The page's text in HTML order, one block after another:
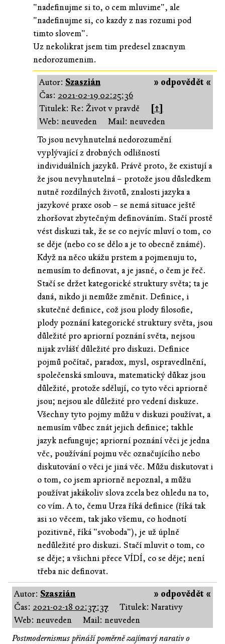
"nadefinujme si to, o cem mluvime", ale
"nadefinujme si, co kazdy z nas rozumi pod
timto slovem".
Uz nekolikrat jsem tim predesel znacnym
nedorozumenim.
» odpovědět «
Autor: Szaszián
Čas: 2021-02-19 02:25:36
Titulek: Re: Život v pravdě
[↑]
Web: neuveden
Mail: neuveden
To jsou nevyhnutelná nedorozumění
vyplývající z drobných odlišností
individuálních jazyků. Právě proto, že existují a
že jsou nevyhnutelná – protože jsou důsledkem
nutně rozdílných životů, znalosti jazyka a
jazykové praxe osob – se nemá situace ještě
zhoršovat zbytečným definováním. Stačí prostě
vést diskuzi tak, že se co nejvíc mluví o tom, co
se děje (nebo co se dělo a je to obecně známé).
Když na něco ukážu prstem a pojmenuju to,
nemusím to definovat, a je jasné, o čem je řeč.
Stačí se držet kategorické struktury světa; ta je
daná, nikdo ji nemůže změnit. Definice, i
skutečné definice, což jsou plody filosofie,
plody poznání kategorické struktury světa, jsou
důležité pro apriorní poznání světa, nejsou
nijak zvlášť důležité pro diskuzi. Definice
pojmů počítač, paradox, mysl, ospravedlnění,
společenská smlouva, matematický důkaz jsou
důležité, protože sdělují, co tyto věci apriorně
jsou; nejsou ale důležité pro vedení diskuze.
Všechny tyto pojmy můžu v diskuzi používat, a
nemusím vůbec znát jejich definice; takhle
jazyk nefunguje; apriorní poznání věci je jedna
věc, používání pojmu věc označujícího nebo
diskutování o věci je jiná věc. Můžu diskutovat i
o tom, co jsem apriorně nepoznal, a můžu
používat jakákoliv slova zcela bez ohledu na to,
co vím. A to, čemu Urza říká definice (říká tak
asi 10 věcem, tak jako všemu, co hodnotí
pozitivně, říká "svoboda"), je už úplně
nedůležité pro diskuzi. Stačí mluvit o tom, co
se děje; a všichni přece VÍDÍ, co se děje; není
třeba nic definovat.
» odpovědět «
Autor: Szaszián
Čas: 2021-02-18 02:37:37
Titulek: Narativy
Web: neuveden
Mail: neuveden
Postmodernismus přináší poměrně zajímavý narativ o